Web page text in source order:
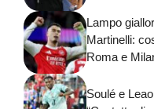
Lampo
Martinelli:
Roma e
Soulé e